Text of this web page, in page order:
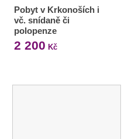
Pobyt v Krkonoších i
vč. snídaně či
polopenze
2 200 Kč